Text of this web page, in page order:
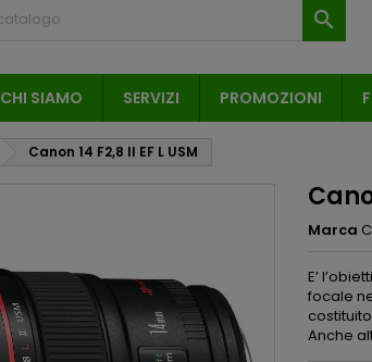

CHI SIAMO SERVIZI PROMOZIONI
Canon 14 F2,8 II EF L USM
Marca
E’
focale
Anche